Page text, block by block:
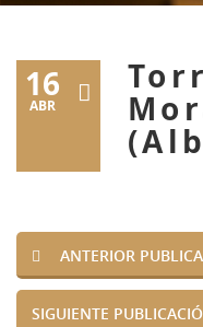
16
ABR
ANTERIOR
SIGUIENTE